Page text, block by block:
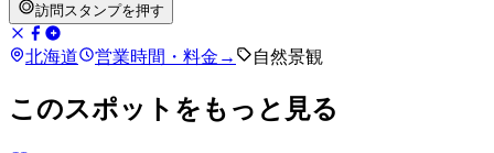
訪問スタンプを押す
北海道 営業時間・料金 → 自然景観
このスポットをもっと見る